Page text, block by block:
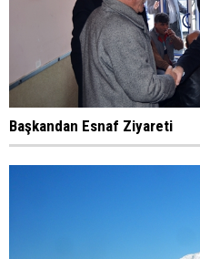
Başkandan Esnaf Ziyareti